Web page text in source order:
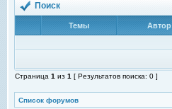
Поиск
Темы Автор
Страница 1 из 1 [ Результатов поиска: 0 ]
Список форумов